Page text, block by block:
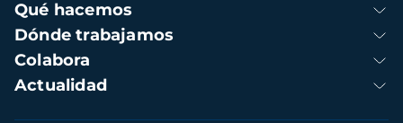
Qué hacemos
Dónde trabajamos
Colabora
Actualidad